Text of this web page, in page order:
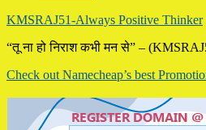
KMSRAJ51-Always Positive Thinker
“तू ना हो निराश कभी मन से” –
Check out Namecheap’s best